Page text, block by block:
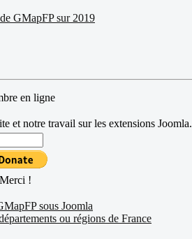
GMapFP sur 2019
en ligne
et notre travail sur les extensions Joomla.
Merci !
sous Joomla
ou régions de France